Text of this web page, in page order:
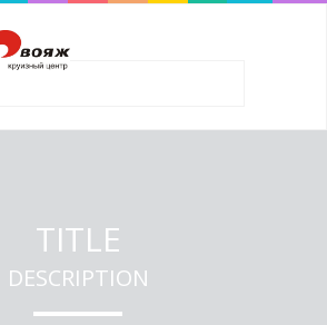
TITLE
DESCRIPTION